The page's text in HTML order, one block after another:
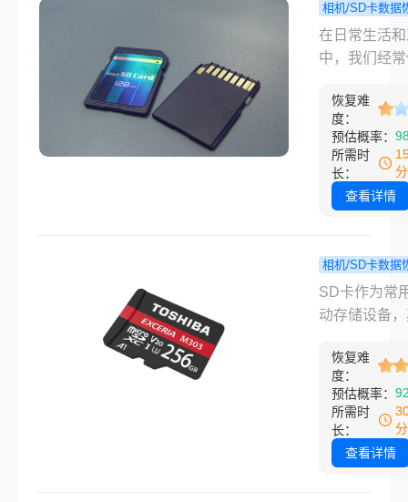
供一份不小
化SD卡后的
复指南，帮
相机/SD卡数据
程 sd卡误
件怎么恢复
据！
在日常生活
中，我们经
据，如照片
频、文档等
而，如果不
除了这些重
件，该如何
文件怎么恢
细指南。
恢复难
度：
预估概率：
所需时
长：
查看详情
相机/SD卡数据
程 sd卡格
怎么恢复数
以帮到你！
SD卡作为常
动存储设备
复性一直备
注。当SD卡
化后，很多
误以为数据
久丢失，但
恢复难
度：
预估概率：
所需时
长：
查看详情